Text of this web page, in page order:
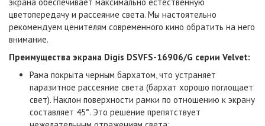
цветопередачу и рассеяние света. Мы настоятельно
рекомендуем ценителям современного кино обратить на него
внимание.
Преимущества экрана Digis DSVFS-16906/G серии Velvet:
Рама покрыта черным бархатом, что устраняет
паразитное рассеяние света (бархат хорошо поглощает
свет). Наклон поверхности рамки по отношению к экрану
составляет 45°. Это решение препятствует